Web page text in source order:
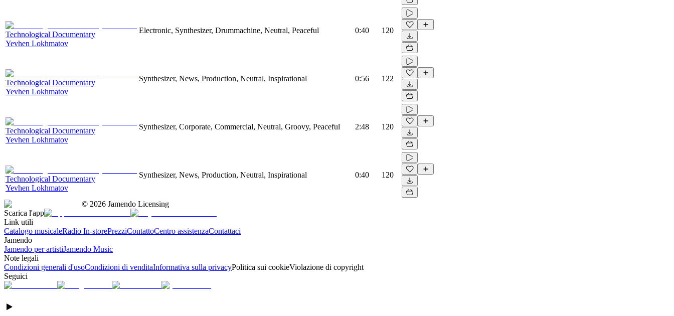
Technological Documentary
Yevhen Lokhmatov
Electronic, Synthesizer, Drummachine, Neutral, Peaceful 0:40 120
Technological Documentary
Yevhen Lokhmatov
Synthesizer, News, Production, Neutral, Inspirational 0:56 122
Technological Documentary
Yevhen Lokhmatov
Synthesizer, Corporate, Commercial, Neutral, Groovy, Peaceful 2:48 120
Technological Documentary
Yevhen Lokhmatov
Synthesizer, News, Production, Neutral, Inspirational 0:40 120
© 2026 Jamendo Licensing
Scarica l'app
Link utili
Catalogo musicaleRadio In-storePrezziContattoCentro assistenzaContattaci
Jamendo
Jamendo per artistiJamendo Music
Note legali
Condizioni generali d'usoCondizioni di venditaInformativa sulla privacyPolitica sui cookieViolazione di copyright
Seguici